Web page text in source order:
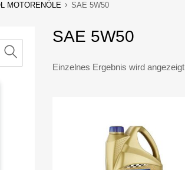
MOTORENÖLE SAE 5W50
SAE 5W50
Einzelnes Ergebnis wird angezeigt